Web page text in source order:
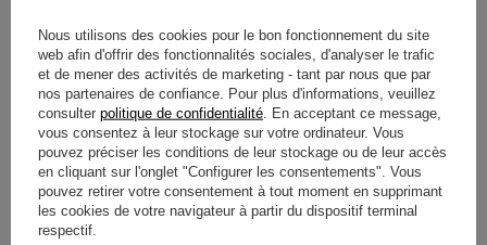
AVIS (0)
Avez-vous besoin d'aide ? Avez-vous des
questions ?
Posez votre question et nous vous
répondrons rapidement. Les questions
et les réponses les plus intéressantes
seront publiées pour que d'autres
Poser une question
Nous utilisons des cookies pour le bon fonctionnement du site
web afin d'offrir des fonctionnalités sociales, d'analyser le trafic
et de mener des activités de marketing - tant par nous que par
nos partenaires de confiance. Pour plus d'informations, veuillez
consulter politique de confidentialité . En acceptant ce message,
vous consentez à leur stockage sur votre ordinateur. Vous
pouvez préciser les conditions de leur stockage ou de leur accès
en cliquant sur l'onglet "Configurer les consentements". Vous
pouvez retirer votre consentement à tout moment en supprimant
les cookies de votre navigateur à partir du dispositif terminal
respectif.